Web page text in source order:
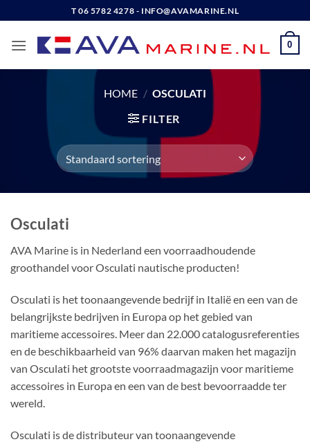
naar
inhoud
T 06 5782 4278 - INFO@AVAMARINE.NL
0
HOME / OSCULATI
FILTER
Osculati
AVA Marine is in Nederland een voorraadhoudende
groothandel voor Osculati nautische producten!
Osculati is het toonaangevende bedrijf in Italië en een van de
belangrijkste bedrijven in Europa op het gebied van
maritieme accessoires. Meer dan 22.000 catalogusreferenties
en de beschikbaarheid van 96% daarvan maken het magazijn
van Osculati het grootste voorraadmagazijn voor maritieme
accessoires in Europa en een van de best bevoorraadde ter
wereld.
Osculati is de distributeur van toonaangevende